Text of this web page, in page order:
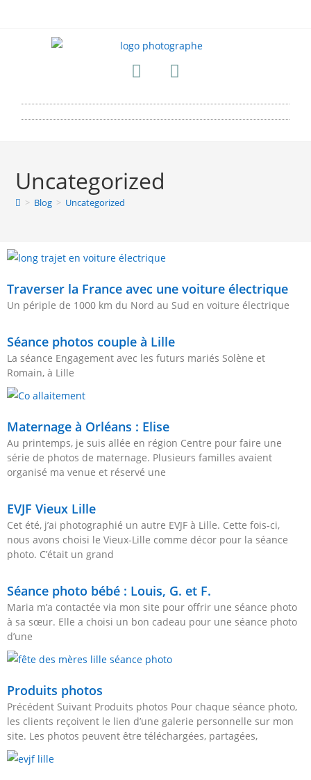
Uncategorized
> Blog > Uncategorized
Traverser la France avec une voiture électrique
Un périple de 1000 km du Nord au Sud en voiture électrique
Séance photos couple à Lille
La séance Engagement avec les futurs mariés Solène et
Romain, à Lille
Maternage à Orléans : Elise
Au printemps, je suis allée en région Centre pour faire une
série de photos de maternage. Plusieurs familles avaient
organisé ma venue et réservé une
EVJF Vieux Lille
Cet été, j’ai photographié un autre EVJF à Lille. Cette fois-ci,
nous avons choisi le Vieux-Lille comme décor pour la séance
photo. C’était un grand
Séance photo bébé : Louis, G. et F.
Maria m’a contactée via mon site pour offrir une séance photo
à sa sœur. Elle a choisi un bon cadeau pour une séance photo
d’une
Produits photos
Précédent Suivant Produits photos Pour chaque séance photo,
les clients reçoivent le lien d’une galerie personnelle sur mon
site. Les photos peuvent être téléchargées, partagées,